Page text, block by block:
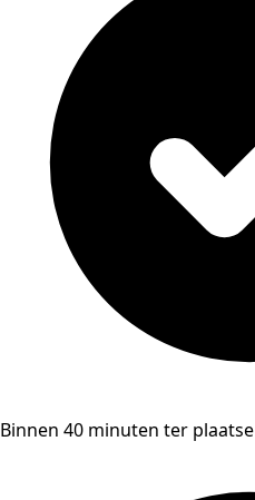
Binnen 40 minuten ter plaatse